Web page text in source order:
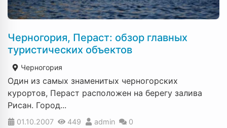
Черногория, Пераст: обзор главных
туристических объектов
Черногория
Один из самых знаменитых черногорских
курортов, Пераст расположен на берегу залива
Рисан. Город...
01.10.2007 449 admin 0